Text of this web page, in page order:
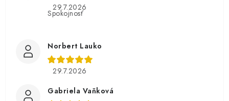
29.7.2026
Spokojnosť
Norbert Lauko
29.7.2026
Gabriela Vaňková